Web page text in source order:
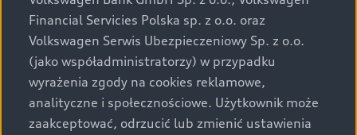
za dopłatą. Wiążące ustalenie ceny, wyposażenia i
specyfikacji pojazdu następują w umowie sprzedaży, a
określenie parametrów technicznych zawiera
świadectwo homologacji typu pojazdu. Zastrzegamy
sobie prawo do zmian i pomyłek. Wszelkie informacje
prezentowane na stronie są aktualne na dzień ich
zamieszczania. W celu uzyskania najnowszych
Financial Servicies Polska sp. z o.o. oraz
Volkswagen Serwis Ubezpieczeniowy Sp. z o.o.
(jako współadministratorzy) w przypadku
wyrażenia zgody na cookies reklamowe,
analityczne i społecznościowe. Użytkownik może
zaakceptować, odrzucić lub zmienić ustawienia